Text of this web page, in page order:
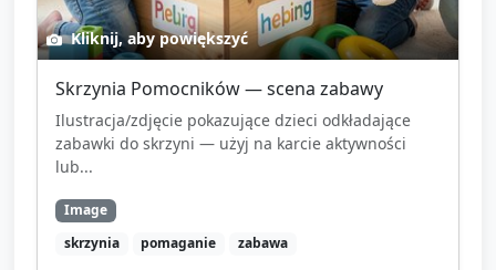
Kliknij, aby powiększyć
Skrzynia Pomocników — scena zabawy
Ilustracja/zdjęcie pokazujące dzieci odkładające
zabawki do skrzyni — użyj na karcie aktywności
lub...
Image
skrzynia
pomaganie zabawa